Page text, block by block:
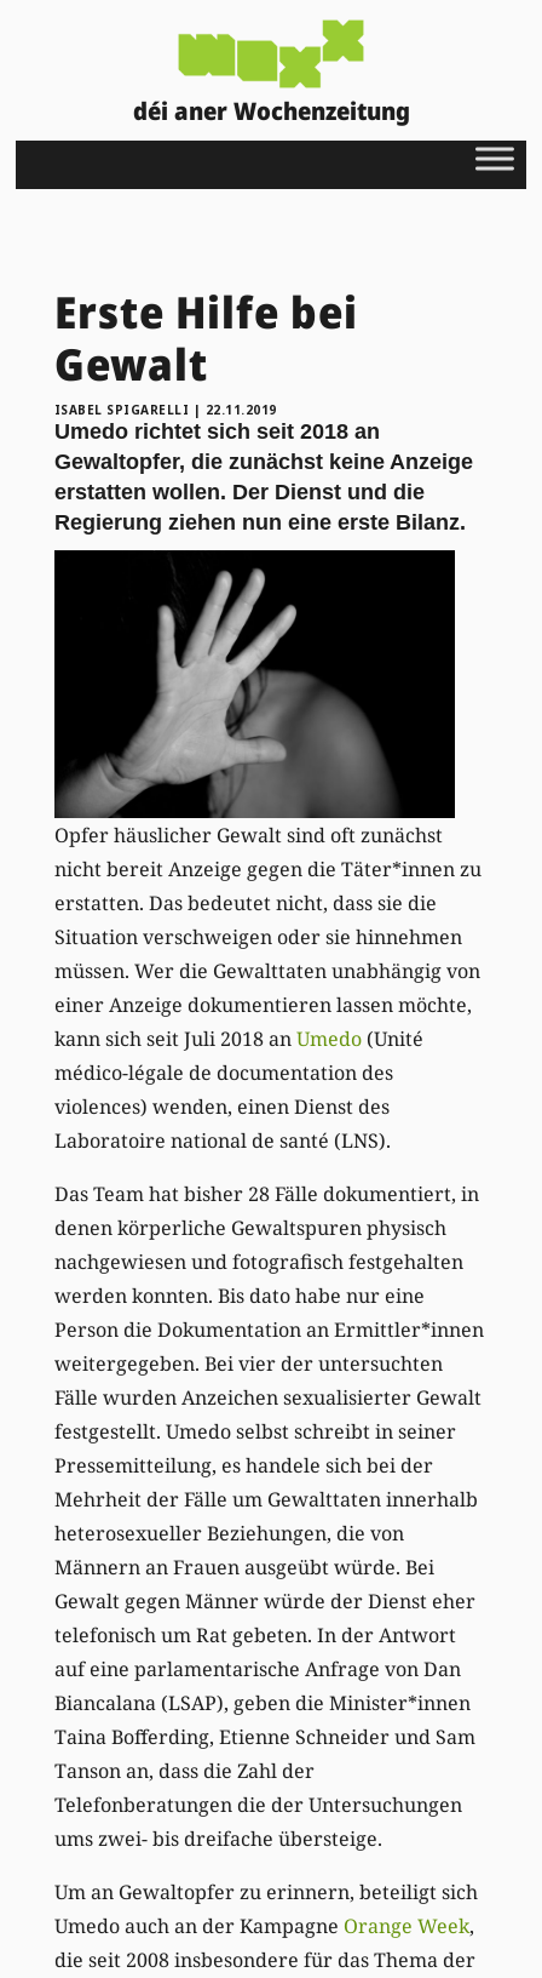
déi aner Wochenzeitung
Erste Hilfe bei
Gewalt
ISABEL SPIGARELLI | 22.11.2019
Umedo richtet sich seit 2018 an
Gewaltopfer, die zunächst keine Anzeige
erstatten wollen. Der Dienst und die
Regierung ziehen nun eine erste Bilanz.
Opfer häuslicher Gewalt sind oft zunächst
nicht bereit Anzeige gegen die Täter*innen zu
erstatten. Das bedeutet nicht, dass sie die
Situation verschweigen oder sie hinnehmen
müssen. Wer die Gewalttaten unabhängig von
einer Anzeige dokumentieren lassen möchte,
kann sich seit Juli 2018 anUmedo(Unité
médico-légale de documentation des
violences) wenden, einen Dienst des
Laboratoire national de santé (LNS).
Das Team hat bisher 28 Fälle dokumentiert, in
denen körperliche Gewaltspuren physisch
nachgewiesen und fotografisch festgehalten
werden konnten. Bis dato habe nur eine
Person die Dokumentation an Ermittler*innen
weitergegeben. Bei vier der untersuchten
Fälle wurden Anzeichen sexualisierter Gewalt
festgestellt. Umedo selbst schreibt in seiner
Pressemitteilung, es handele sich bei der
Mehrheit der Fälle um Gewalttaten innerhalb
heterosexueller Beziehungen, die von
Männern an Frauen ausgeübt würde. Bei
Gewalt gegen Männer würde der Dienst eher
telefonisch um Rat gebeten. In der Antwort
auf eine parlamentarische Anfrage von Dan
Biancalana (LSAP), geben die Minister*innen
Taina Bofferding, Etienne Schneider und Sam
Tanson an, dass die Zahl der
Telefonberatungen die der Untersuchungen
ums zwei- bis dreifache übersteige.
Um an Gewaltopfer zu erinnern, beteiligt sich
Umedo auch an der Kampagne Orange Week,
die seit 2008 insbesondere für das Thema der